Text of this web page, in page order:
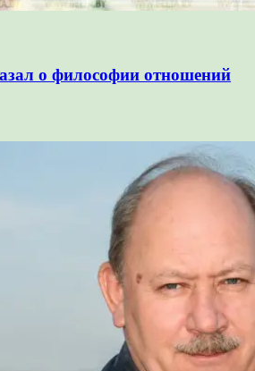
о философии отношений